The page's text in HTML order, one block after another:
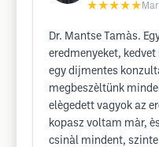
★★★★★
Dr. Mantse Tamàs.
eredmenyeket,
egy dijmentes
megbeszèltünk
elègedett vagyok az
kopasz voltam màr,
csinàl mindent,